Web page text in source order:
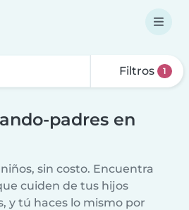
Filtros 1
padres en
sin costo. Encuentra
cuiden de tus hijos
y tú haces lo mismo por